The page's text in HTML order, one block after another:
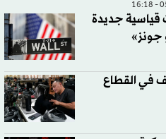
جديدة
جونز»
في القطاع